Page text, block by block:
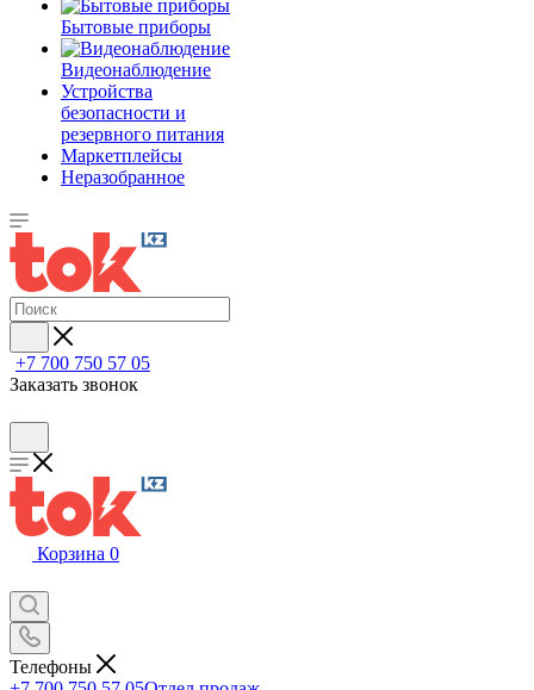
Бытовые приборы
Видеонаблюдение
Устройства
безопасности и
резервного питания
Маркетплейсы
Неразобранное
+7 700 750 57 05
Заказать звонок
Корзина 0
Телефоны